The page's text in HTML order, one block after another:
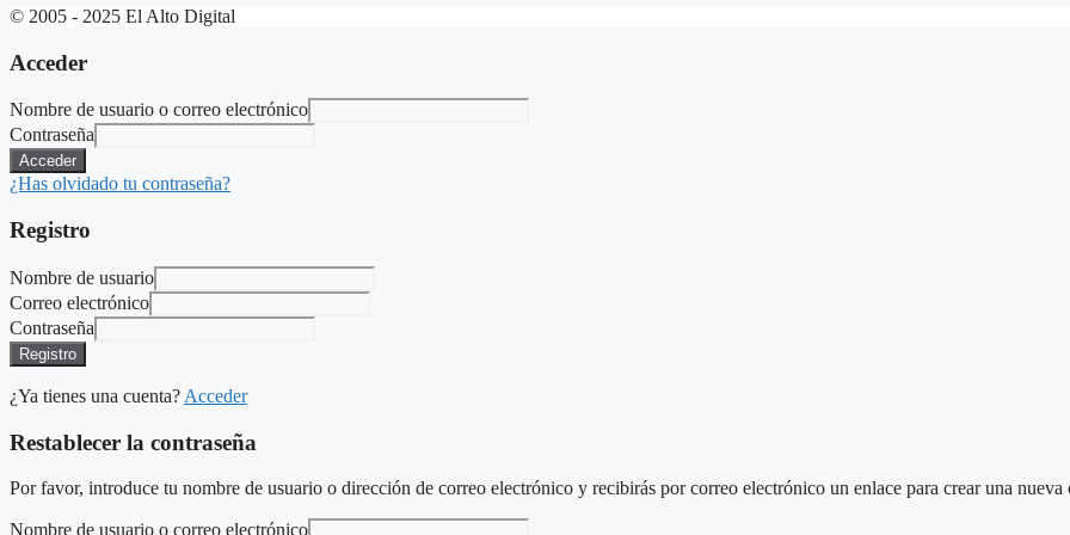
© 2005 - 2025 El Alto Digital
Acceder
Nombre de usuario o correo electrónico
Contraseña
Acceder
¿Has olvidado tu contraseña?
Registro
Nombre de usuario
Correo electrónico
Contraseña
Registro
¿Ya tienes una cuenta? Acceder
Restablecer la contraseña
Por favor, introduce tu nombre de usuario o dirección de correo electrónico y recibirás por correo electrónico un enlace para crear una nueva
Nombre de usuario o correo electrónico